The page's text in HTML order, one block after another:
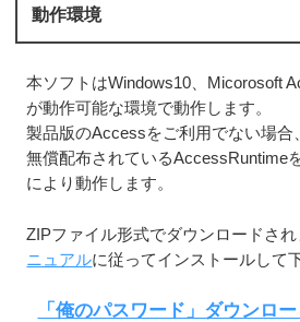
動作環境
本ソフトはWindows10、Micorosoft
が動作可能な環境で動作します。
製品版のAccessをご利用でない場合
無償配布されているAccessRuntime
により動作します。
ZIPファイル形式でダウンロードされ
ニュアルに従ってインストールして
「俺のパスワード」ダウンロー